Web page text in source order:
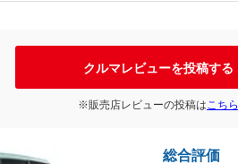
クルマレビューを投稿する
※販売店レビューの投稿はこちら
総合評価